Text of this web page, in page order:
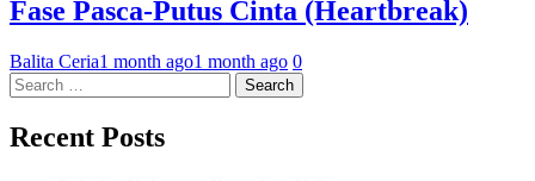
Fase Pasca-Putus Cinta (Heartbreak)
Balita Ceria1 month ago1 month ago 0
Search
for:
Recent Posts